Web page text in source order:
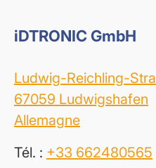
iDTRONIC GmbH
Ludwig-Reichling-
67059 Ludwigshafen
Allemagne
Tél. : +33 662480565